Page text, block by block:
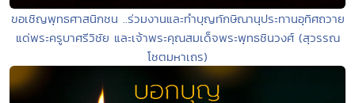
ขอเชิญพุทธศาสนิกชน ..ร่วมงานและทำบุญทักษิณานุประทานอุทิศถวาย
แด่พระครูบาศรีวิชัย และเจ้าพระคุณสมเด็จพระพุทธชินวงศ์ (สุวรรณ
โชตมหาเถร)